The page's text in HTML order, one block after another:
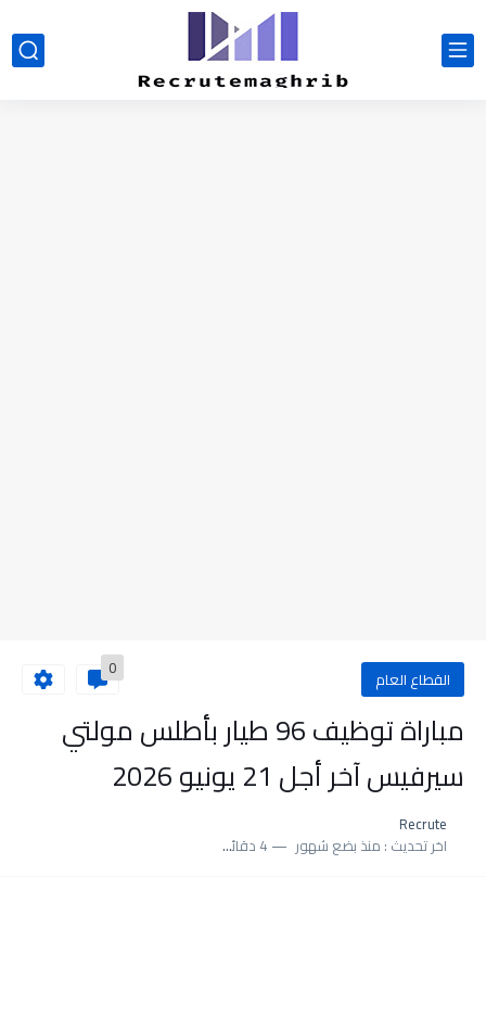
القطاع العام 0
مباراة توظيف 96 طيار بأطلس مولتي
سيرفيس آخر أجل 21 يونيو 2026
Recrute
اخر تحديث : منذ بضع شهور 4 دقائق للقراءة